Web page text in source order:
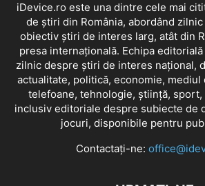
iDevice.ro este una dintre cele mai
de știri din România, abordând
obiectiv știri de interes larg, atât din
presa internațională. Echipa
zilnic despre știri de interes național,
actualitate, politică, economie, mediul
telefoane, tehnologie, știință, sport,
inclusiv editoriale despre subiecte de
jocuri, disponibile pentru
Contactați-ne: